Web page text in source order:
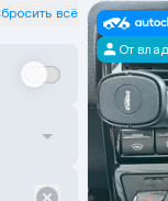
всё
От